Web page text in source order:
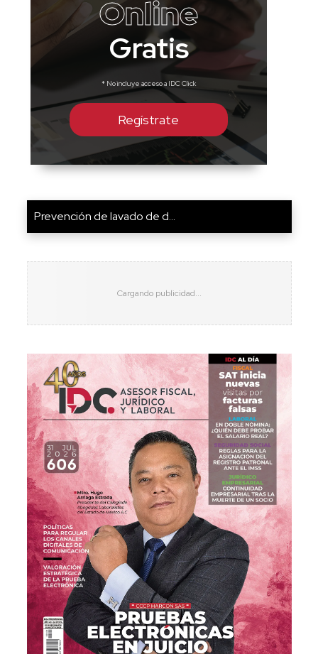
Online
Gratis
* No incluye acceso a IDC Click
Regístrate
Prevención de lavado de d...